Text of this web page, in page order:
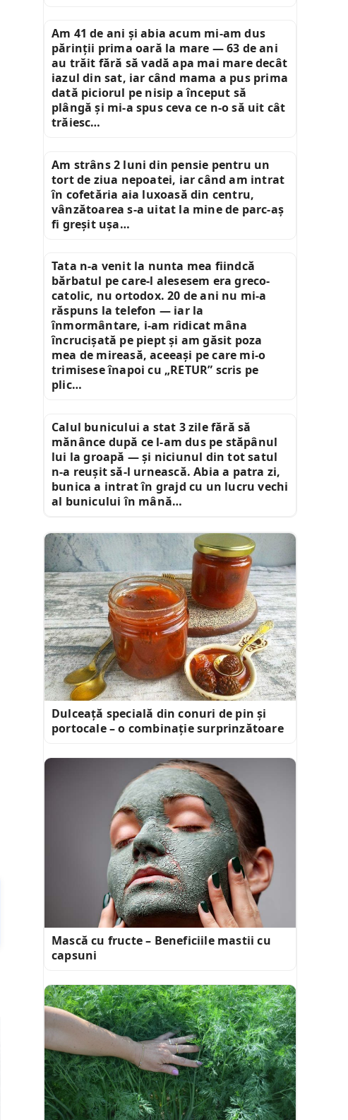
Am 41 de ani și abia acum mi-am dus
părinții prima oară la mare — 63 de ani
au trăit fără să vadă apa mai mare decât
iazul din sat, iar când mama a pus prima
dată piciorul pe nisip a început să
plângă și mi-a spus ceva ce n-o să uit cât
trăiesc…
Am strâns 2 luni din pensie pentru un
tort de ziua nepoatei, iar când am intrat
în cofetăria aia luxoasă din centru,
vânzătoarea s-a uitat la mine de parc-aș
fi greșit ușa…
Tata n-a venit la nunta mea fiindcă
bărbatul pe care-l alesesem era greco-
catolic, nu ortodox. 20 de ani nu mi-a
răspuns la telefon — iar la
înmormântare, i-am ridicat mâna
încrucișată pe piept și am găsit poza
mea de mireasă, aceeași pe care mi-o
trimisese înapoi cu „RETUR” scris pe
plic…
Calul bunicului a stat 3 zile fără să
mănânce după ce l-am dus pe stăpânul
lui la groapă — și niciunul din tot satul
n-a reușit să-l urnească. Abia a patra zi,
bunica a intrat în grajd cu un lucru vechi
al bunicului în mână…
Dulceață specială din conuri de pin și
portocale – o combinație surprinzătoare
Mască cu fructe – Beneficiile mastii cu
capsuni